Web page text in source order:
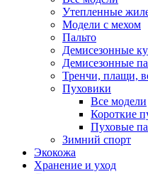
Утепленные
Модели с мехом
Пальто
Демисезонные
Демисезонные
Тренчи, плащи,
Пуховики
Все модели
Короткие
Пуховые
Зимний спорт
Экокожа
Хранение и уход